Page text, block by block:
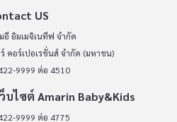
US
อี อิมเมจิเนทีฟ จำกัด
คอร์เปอเรชั่นส์ จำกัด (มหาชน)
9999 ต่อ 4510
ไซต์ Amarin Baby&Kids
9999 ต่อ 4775